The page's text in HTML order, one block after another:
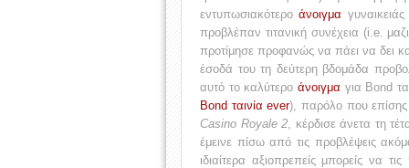
εντυπωσιακότεροάνοιγμα
προβλέπαν τιτανική συνέχεια (i.e.
προτίμησε προφανώς να πάει να δει
έσοδά του τη δεύτερη βδομάδα
αυτό το καλύτερο άνοιγμα για Bond
Bond ταινία ever), παρόλο που επίσης
Casino Royale 2, κέρδισε άνετα τη
έμεινε πίσω από τις προβλέψεις
ιδιαίτερα αξιοπρεπείς μπορείς να